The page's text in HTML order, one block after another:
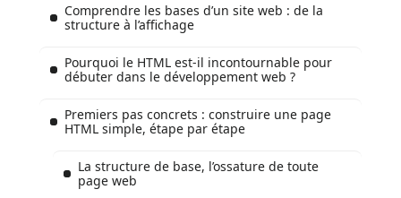
Comprendre les bases d’un site web : de la
structure à l’affichage
Pourquoi le HTML est-il incontournable pour
débuter dans le développement web ?
Premiers pas concrets : construire une page
HTML simple, étape par étape
La structure de base, l’ossature de toute
page web